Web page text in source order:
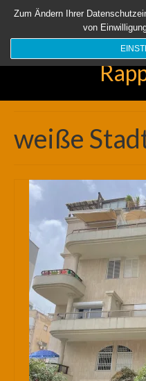
Startseite Aktuell Über uns
Suchen
weiße
Zum Ändern Ihrer
von